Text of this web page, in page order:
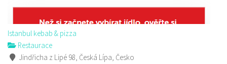
Istanbul kebab & pizza
Restaurace
Jindřicha z Lipé 98, Česká Lípa, Česko